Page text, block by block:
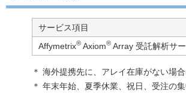
サービス項目
Affymetrix® Axiom® Array 受託解析サ
＊ 海外提携先に、アレイ在庫がない場
＊ 年末年始、夏季休業、祝日、受注の